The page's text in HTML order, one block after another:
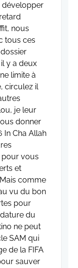
développer
nous
tous ces
y a deux
limite à
circulez il
je leur
donner
In Cha Allah
pour vous
et
comme
vu du bon
pour
du
ne peut
SAM qui
de la FIFA
sauver